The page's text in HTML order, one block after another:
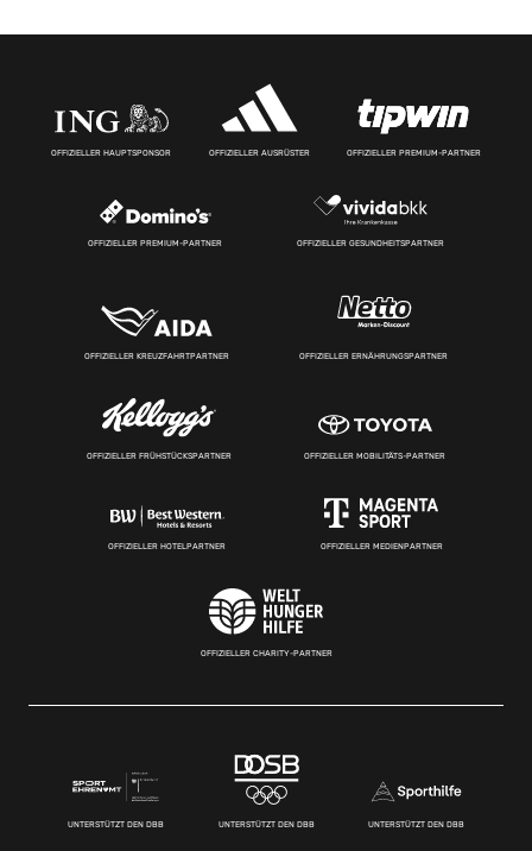
OFFIZIELLER HAUPTSPONSOR OFFIZIELLER AUSRÜSTER OFFIZIELLER PREMIUM-PARTNER
OFFIZIELLER PREMIUM-PARTNER OFFIZIELLER GESUNDHEITSPARTNER
OFFIZIELLER KREUZFAHRTPARTNER OFFIZIELLER ERNÄHRUNGSPARTNER
OFFIZIELLER FRÜHSTÜCKSPARTNER OFFIZIELLER MOBILITÄTS-PARTNER
OFFIZIELLER HOTELPARTNER OFFIZIELLER MEDIENPARTNER
OFFIZIELLER CHARITY-PARTNER
UNTERSTÜTZT DEN DBB UNTERSTÜTZT DEN DBB UNTERSTÜTZT DEN DBB